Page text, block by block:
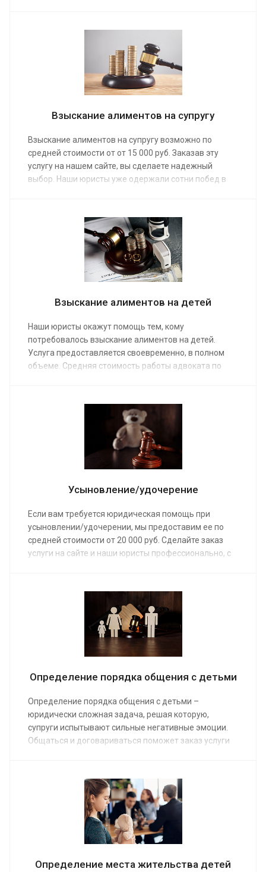
выплат. Средняя стоимость работы наших юристов
по семейным делам от от 20 000 руб.
Взыскание алиментов на супругу
Взыскание алиментов на супругу возможно по
средней стоимости от от 15 000 руб. Заказав эту
услугу на нашем сайте, вы сделаете надежный
выбор. Наши юристы уже одержали сотни побед в
адвокатов предоставит помощь, взыскав деньги на
содержание нетрудоспособного члена семьи.
Взыскание алиментов на детей
Наши юристы окажут помощь тем, кому
потребовалось взыскание алиментов на детей.
Услуга предоставляется своевременно, в полном
объеме. Средняя стоимость работы адвоката по
которые проведут консультацию, оформят
документы и рассчитают максимальную сумму
Усыновление/удочерение
Если вам требуется юридическая помощь при
усыновлении/удочерении, мы предоставим ее по
средней стоимости от 20 000 руб. Сделайте заказ
услуги на сайте и наши юристы профессионально, с
решение об отказе и ускорят процедуру
усыновления, обратившись от вашего имени в суд.
Определение порядка общения с детьми
Определение порядка общения с детьми –
юридически сложная задача, решая которую,
супруги испытывают сильные негативные эмоции.
Общаться и договариваться поможет заказ услуги
касающихся графика общения детей с отдельно
живущим родителем. Средняя стоимость услуги от
Определение места жительства детей